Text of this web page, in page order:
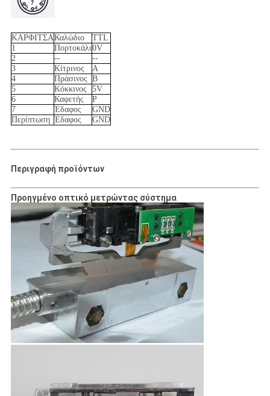
ΚΑΡΦΙΤΣΑΚαλώδιο
TTL
1
Πορτοκάλι0V
2
--
--
3
Κίτρινος
Α
4
Πράσινος Β
5
Κόκκινος
5V
6
Καφετής
Ρ
7
Έδαφος
GND
Περίπτωση Έδαφος GND
Περιγραφή προϊόντων
Προηγμένο οπτικό μετρώντας σύστημα